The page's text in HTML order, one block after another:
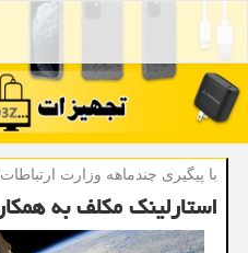
با پیگیری چندماهه وزارت
استارلینک مکلف به